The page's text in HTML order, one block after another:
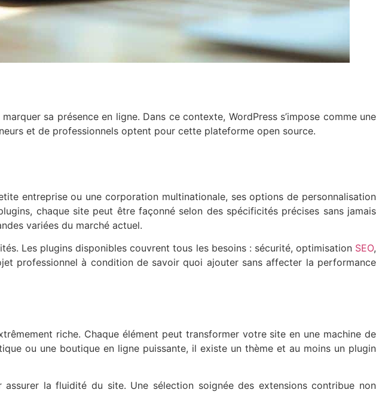
sa présence en ligne. Dans ce contexte, WordPress s’impose comme une
et de professionnels optent pour cette plateforme open source.
entreprise ou une corporation multinationale, ses options de personnalisation
chaque site peut être façonné selon des spécificités précises sans jamais
variées du marché actuel.
Les plugins disponibles couvrent tous les besoins : sécurité, optimisation SEO,
professionnel à condition de savoir quoi ajouter sans affecter la performance
riche. Chaque élément peut transformer votre site en une machine de
ou une boutique en ligne puissante, il existe un thème et au moins un plugin
la fluidité du site. Une sélection soignée des extensions contribue non